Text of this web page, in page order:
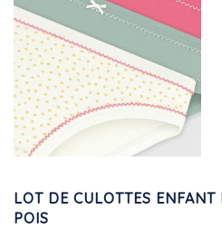
LOT DE CULOTTES
POIS